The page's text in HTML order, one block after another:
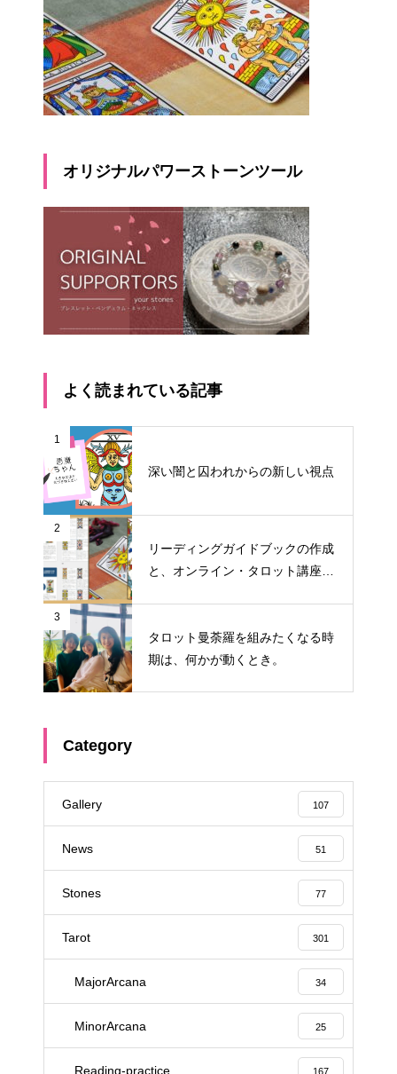
オリジナルパワーストーンツール
よく読まれている記事
1
深い闇と囚われからの新しい視点
2
リーディングガイドブックの作成
と、オンライン・タロット講座料
3
タロット曼荼羅を組みたくなる時
期は、何かが動くとき。
Category
Gallery 107
News 51
Stones 77
Tarot 301
MajorArcana 34
MinorArcana 25
Reading-practice 167